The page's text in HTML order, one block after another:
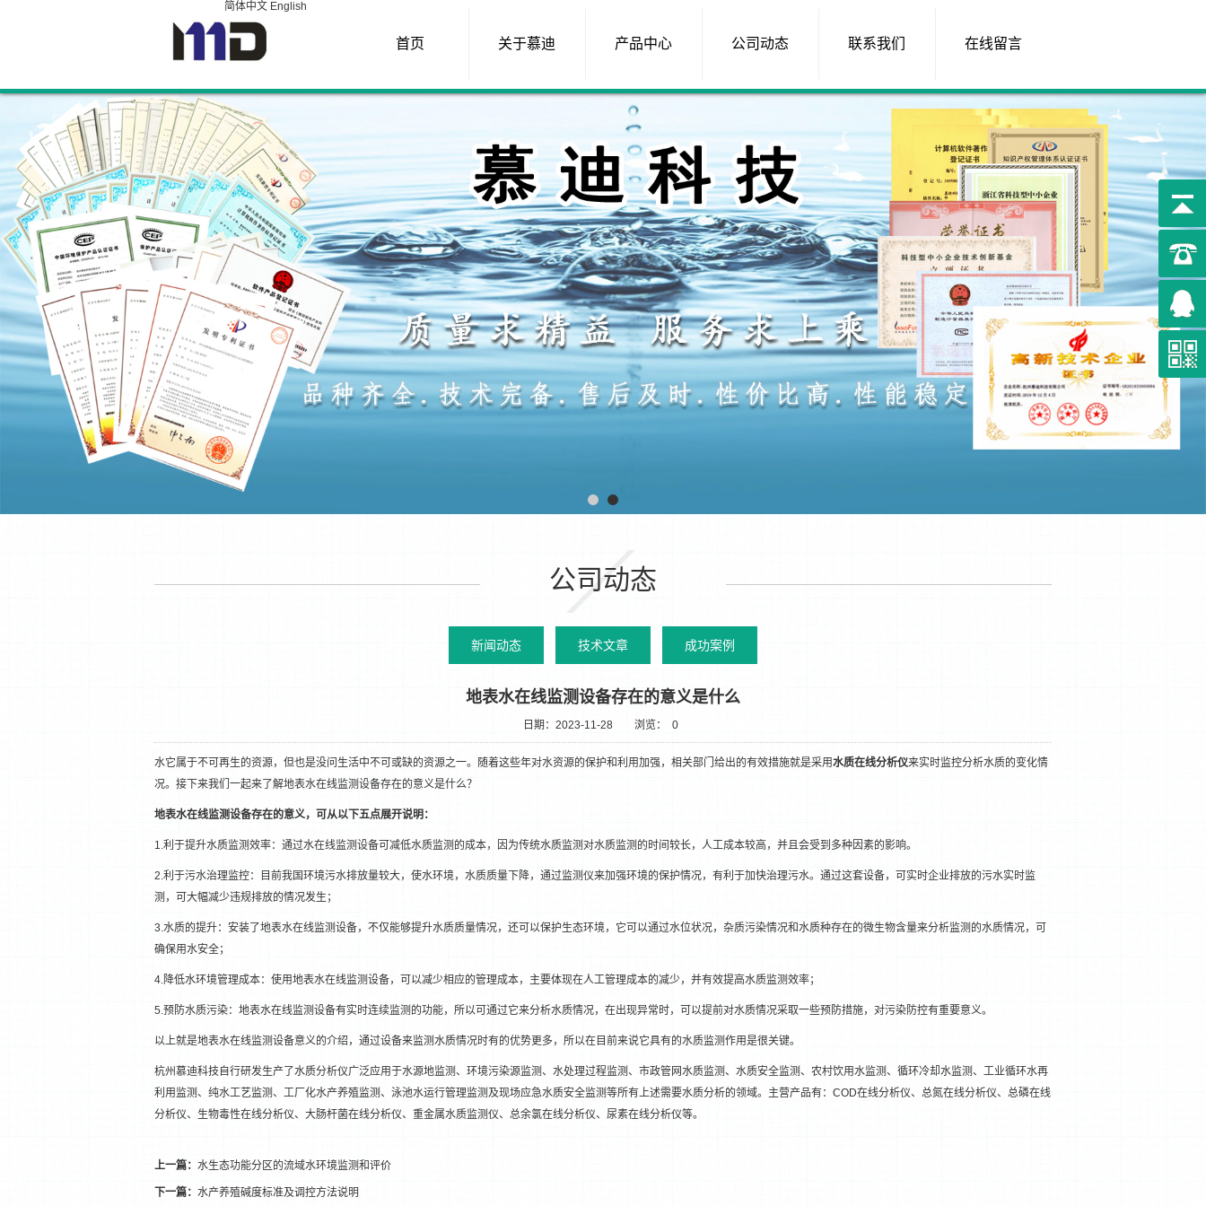
简体中文 English
首页 关于慕迪 产品中心 公司动态 联系我们 在线留言
公司动态
新闻动态 技术文章 成功案例
地表水在线监测设备存在的意义是什么
日期：2023-11-28 浏览： 0
水它属于不可再生的资源，但也是没问生活中不可或缺的资源之一。随着这些年对水资源的保护和利用加强，相关部门给出的有效措施就是采用水质在线分析仪来实时监控分析水质的变化情
况。接下来我们一起来了解地表水在线监测设备存在的意义是什么？
地表水在线监测设备存在的意义，可从以下五点展开说明：
1.利于提升水质监测效率：通过水在线监测设备可减低水质监测的成本，因为传统水质监测对水质监测的时间较长，人工成本较高，并且会受到多种因素的影响。
2.利于污水治理监控：目前我国环境污水排放量较大，使水环境，水质质量下降，通过监测仪来加强环境的保护情况，有利于加快治理污水。通过这套设备，可实时企业排放的污水实时监
测，可大幅减少违规排放的情况发生；
3.水质的提升：安装了地表水在线监测设备，不仅能够提升水质质量情况，还可以保护生态环境，它可以通过水位状况，杂质污染情况和水质种存在的微生物含量来分析监测的水质情况，可
确保用水安全；
4.降低水环境管理成本：使用地表水在线监测设备，可以减少相应的管理成本，主要体现在人工管理成本的减少，并有效提高水质监测效率；
5.预防水质污染：地表水在线监测设备有实时连续监测的功能，所以可通过它来分析水质情况，在出现异常时，可以提前对水质情况采取一些预防措施，对污染防控有重要意义。
以上就是地表水在线监测设备意义的介绍，通过设备来监测水质情况时有的优势更多，所以在目前来说它具有的水质监测作用是很关键。
杭州慕迪科技自行研发生产了水质分析仪广泛应用于水源地监测、环境污染源监测、水处理过程监测、市政管网水质监测、水质安全监测、农村饮用水监测、循环冷却水监测、工业循环水再
利用监测、纯水工艺监测、工厂化水产养殖监测、泳池水运行管理监测及现场应急水质安全监测等所有上述需要水质分析的领域。主营产品有：COD在线分析仪、总氮在线分析仪、总磷在线
分析仪、 生物毒性在线分析仪、大肠杆菌在线分析仪、重金属水质监测仪、总余氯在线分析仪、尿素在线分析仪等。
上一篇： 水生态功能分区的流域水环境监测和评价
下一篇： 水产养殖碱度标准及调控方法说明